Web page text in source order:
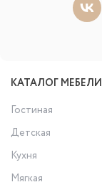
КАТАЛОГ МЕБЕЛИ
Гостиная
Детская
Кухня
Мягкая